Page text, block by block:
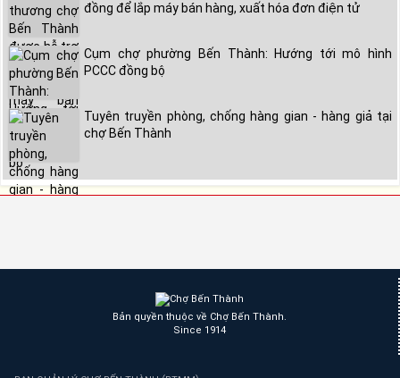
đồng để lắp máy bán hàng, xuất hóa đơn điện tử
Cụm chợ phường Bến Thành: Hướng tới mô hình
PCCC đồng bộ
Tuyên truyền phòng, chống hàng gian - hàng giả tại
chợ Bến Thành
Bản quyền thuộc về Chợ Bến Thành.
Since 1914